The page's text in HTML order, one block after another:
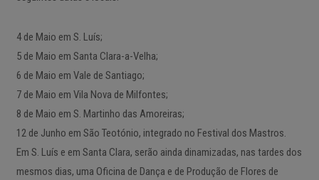
4 de Maio em S. Luís;
5 de Maio em Santa Clara-a-Velha;
6 de Maio em Vale de Santiago;
7 de Maio em Vila Nova de Milfontes;
8 de Maio em S. Martinho das Amoreiras;
12 de Junho em São Teotónio, integrado no Festival dos Mastros.
Em S. Luís e em Santa Clara, serão ainda dinamizadas, nas tardes dos
mesmos dias, uma Oficina de Dança e de Produção de Flores de